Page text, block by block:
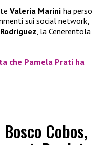
Valeria Marini ha perso
sui social network,
, la Cenerentola
che Pamela Prati ha
Cobos,